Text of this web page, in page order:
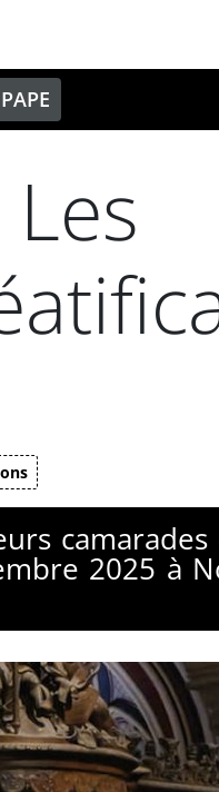
camarades
2025 à